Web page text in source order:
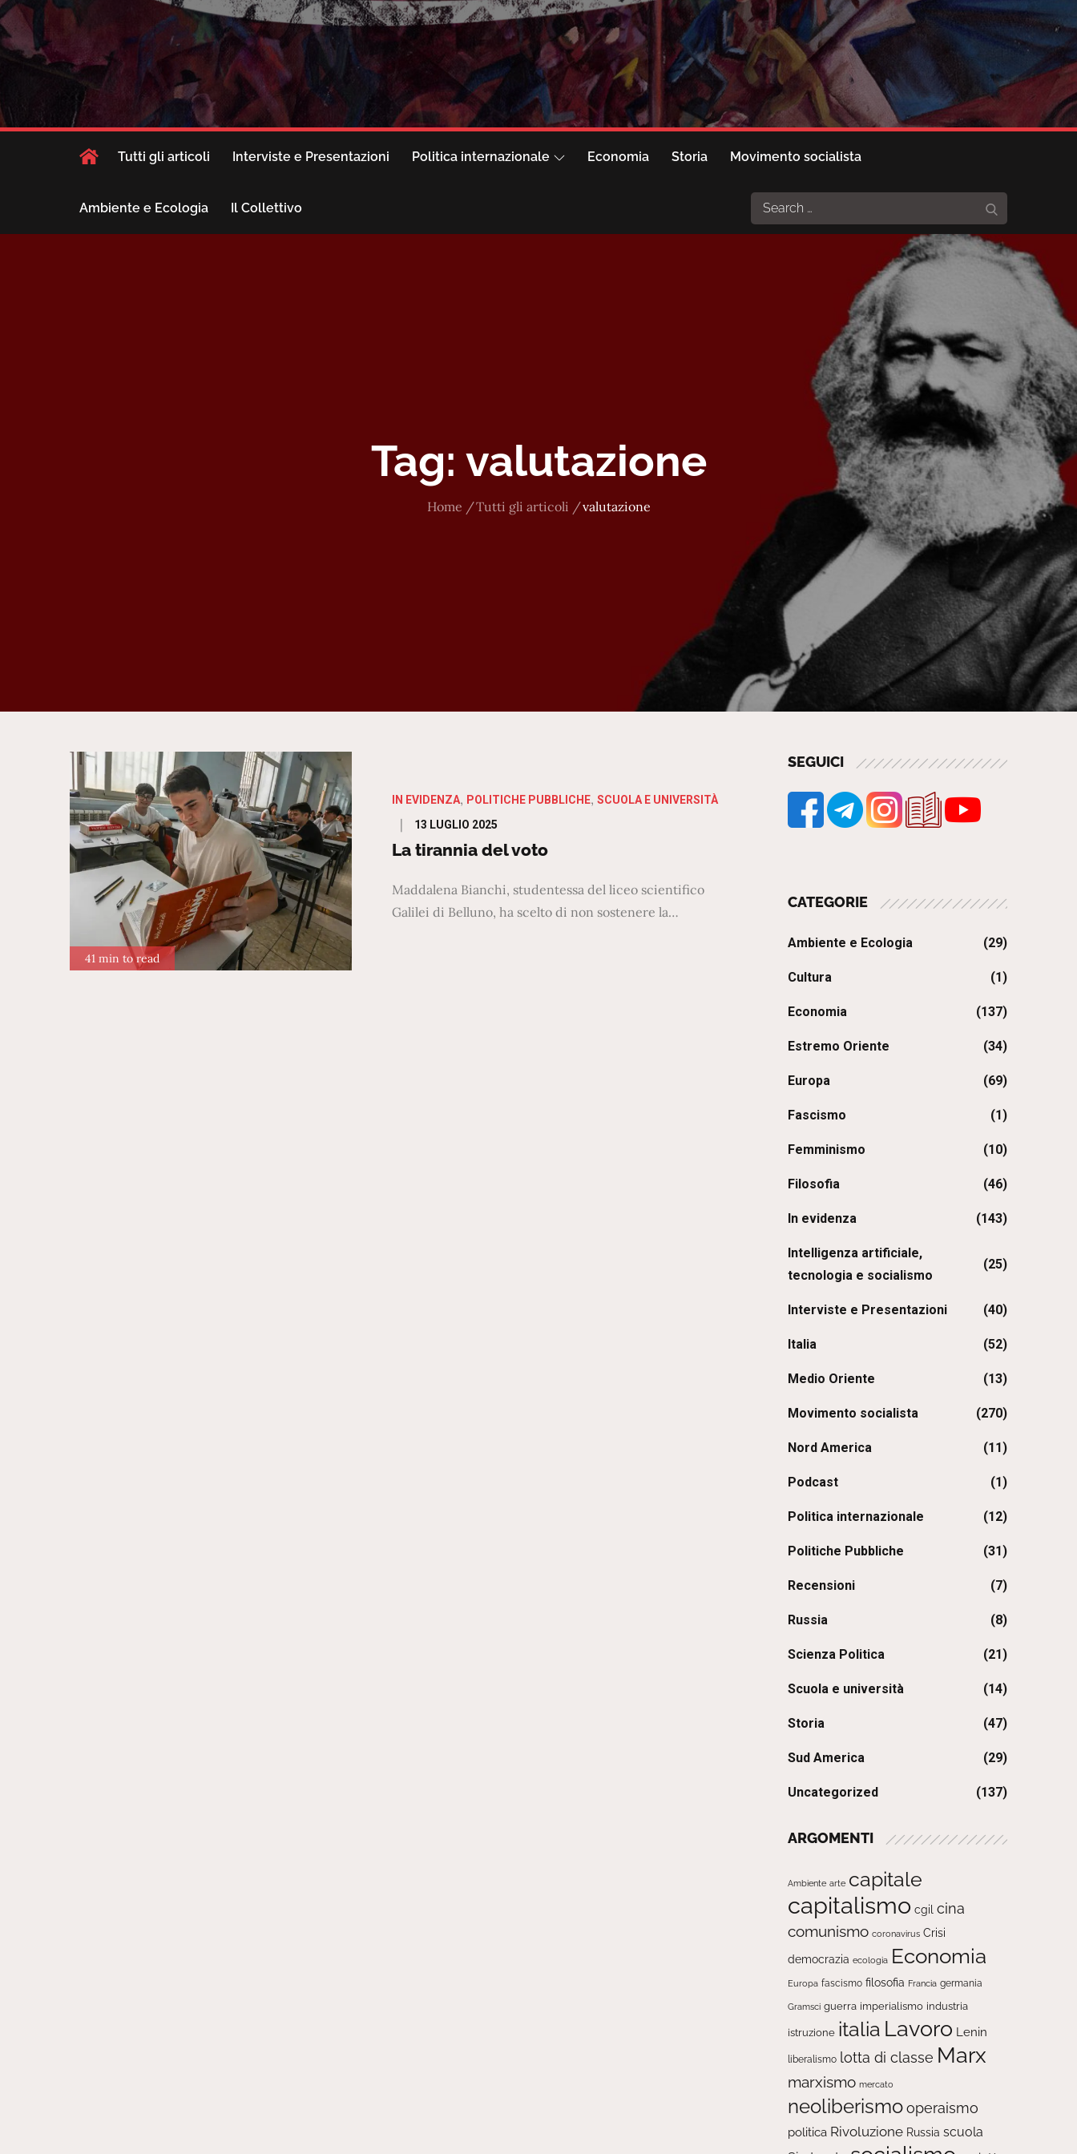
Tutti gli articoli Interviste e Presentazioni Politica internazionale Economia Storia Movimento socialista
Ambiente e Ecologia Il Collettivo
Search
for:
Tag: valutazione
Home Tutti gli articoli valutazione
41 min to read
IN EVIDENZA POLITICHE PUBBLICHE SCUOLA E UNIVERSITÀ
Posted
on
13 LUGLIO 2025
La tirannia del voto
Maddalena Bianchi, studentessa del liceo scientifico
Galilei di Belluno, ha scelto di non sostenere la…
SEGUICI
CATEGORIE
Ambiente e Ecologia (29)
Cultura (1)
Economia (137)
Estremo Oriente (34)
Europa (69)
Fascismo (1)
Femminismo (10)
Filosofia (46)
In evidenza (143)
Intelligenza artificiale,
tecnologia e socialismo
(25)
Interviste e Presentazioni (40)
Italia (52)
Medio Oriente (13)
Movimento socialista (270)
Nord America (11)
Podcast (1)
Politica internazionale (12)
Politiche Pubbliche (31)
Recensioni (7)
Russia (8)
Scienza Politica (21)
Scuola e università (14)
Storia (47)
Sud America (29)
Uncategorized (137)
ARGOMENTI
Ambiente arte capitale
capitalismo cgil cina
comunismo coronavirus Crisi
democrazia ecologia Economia
Europa fascismo filosofia Francia germania
Gramsci guerra imperialismo industria
istruzione italia Lavoro Lenin
liberalismo lotta di classe Marx
marxismo mercato
neoliberismooperaismo
politica Rivoluzione Russia scuola